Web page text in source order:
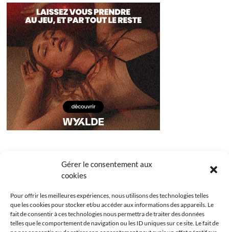
Gérer le consentement aux
cookies
Pour offrir les meilleures expériences, nous utilisons des technologies telles
que les cookies pour stocker et/ou accéder aux informations des appareils. Le
fait de consentir à ces technologies nous permettra de traiter des données
telles que le comportement de navigation ou les ID uniques sur ce site. Le fait de